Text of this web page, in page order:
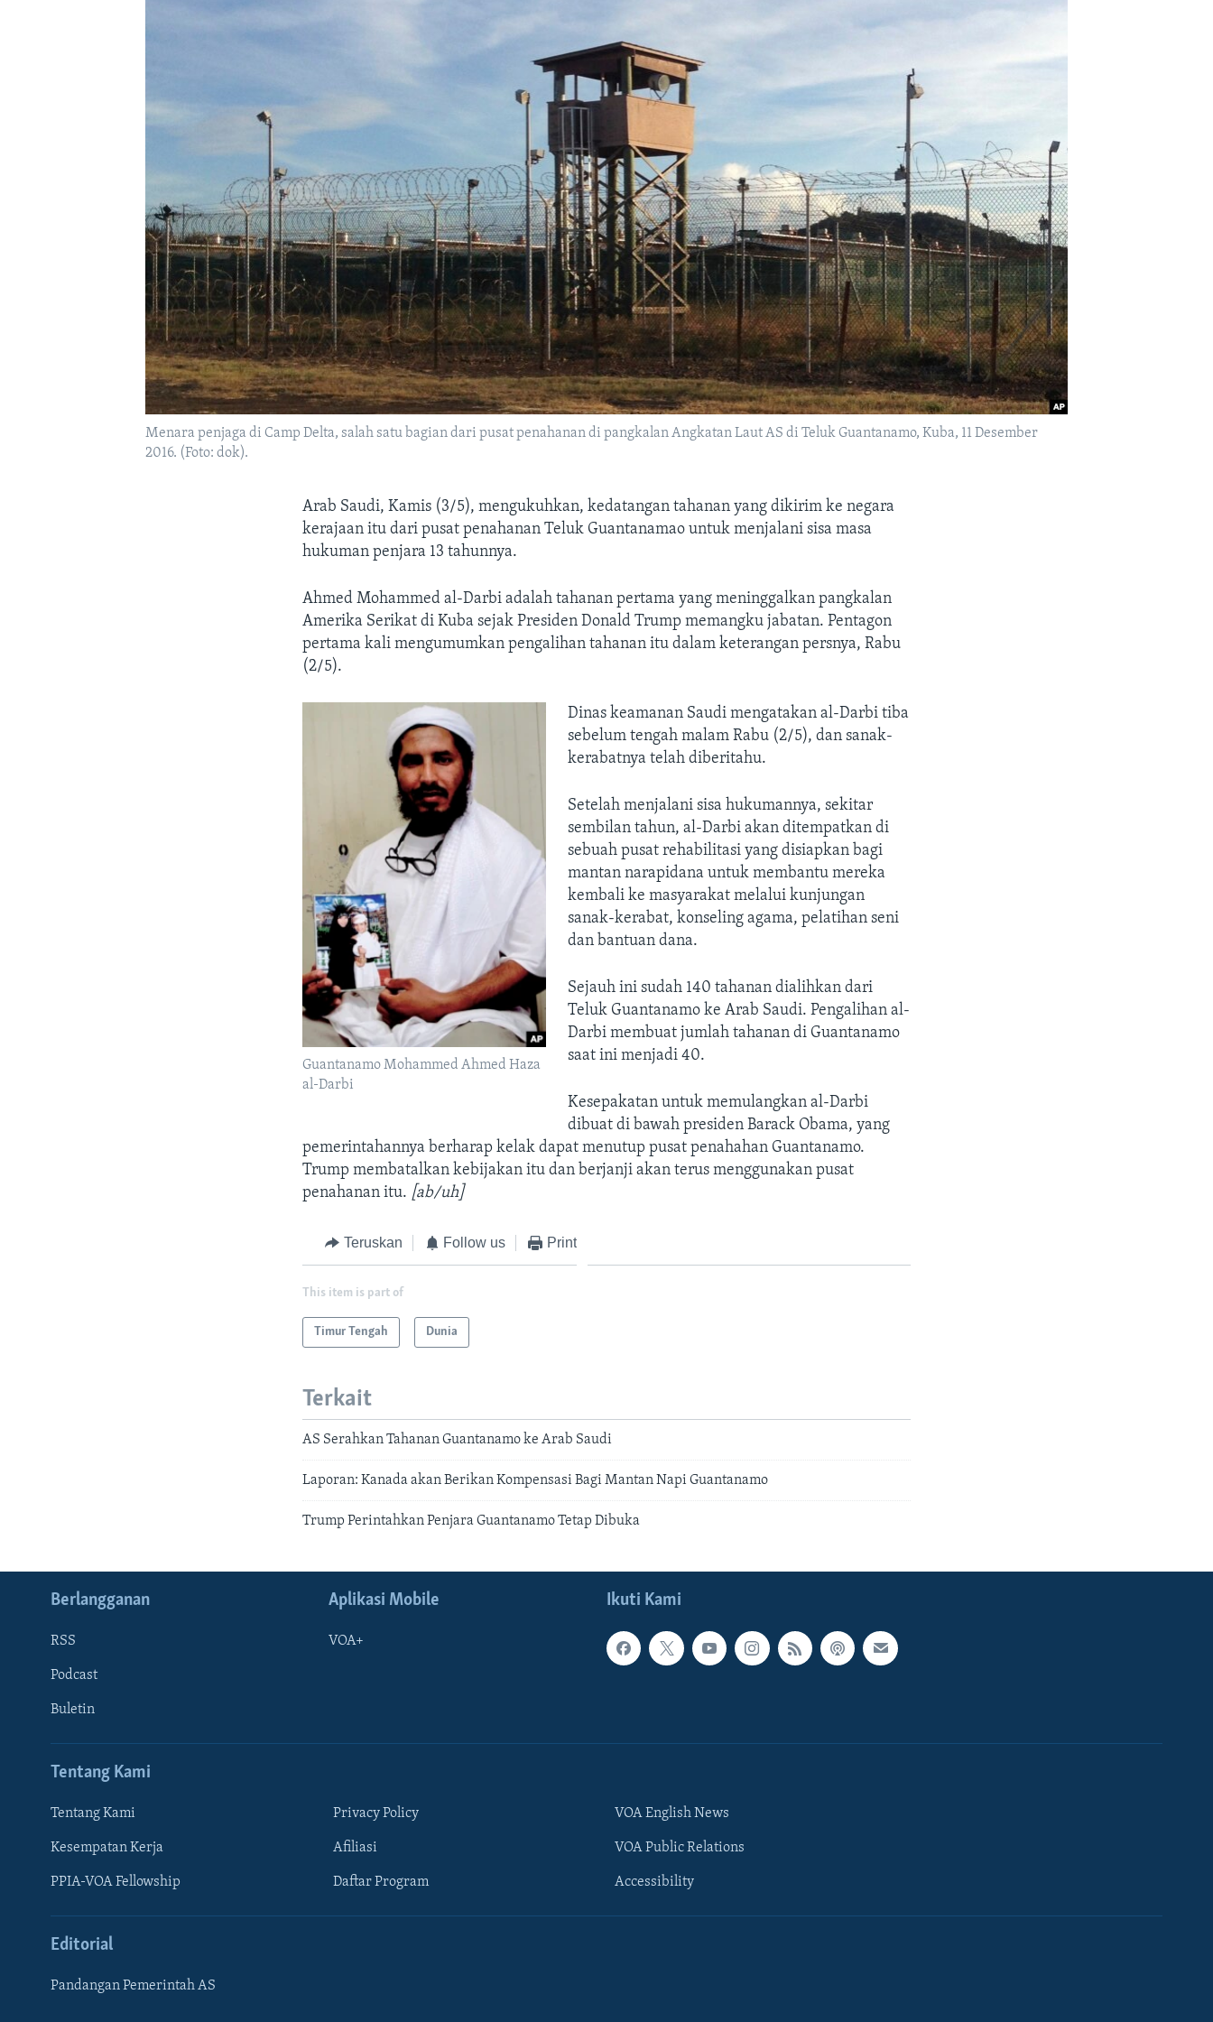
Bahasa-bahasa
Menara penjaga di Camp Delta, salah satu bagian dari pusat penahanan di pangkalan Angkatan Laut AS di Teluk Guantanamo, Kuba, 11 Desember
2016. (Foto: dok).
Arab Saudi, Kamis (3/5), mengukuhkan, kedatangan tahanan yang dikirim ke negara
kerajaan itu dari pusat penahanan Teluk Guantanamao untuk menjalani sisa masa
hukuman penjara 13 tahunnya.
Ahmed Mohammed al-Darbi adalah tahanan pertama yang meninggalkan pangkalan
Amerika Serikat di Kuba sejak Presiden Donald Trump memangku jabatan. Pentagon
pertama kali mengumumkan pengalihan tahanan itu dalam keterangan persnya, Rabu
(2/5).
Guantanamo Mohammed Ahmed Haza
al-Darbi
Dinas keamanan Saudi mengatakan al-Darbi tiba
sebelum tengah malam Rabu (2/5), dan sanak-
kerabatnya telah diberitahu.
Setelah menjalani sisa hukumannya, sekitar
sembilan tahun, al-Darbi akan ditempatkan di
sebuah pusat rehabilitasi yang disiapkan bagi
mantan narapidana untuk membantu mereka
kembali ke masyarakat melalui kunjungan
sanak-kerabat, konseling agama, pelatihan seni
dan bantuan dana.
Sejauh ini sudah 140 tahanan dialihkan dari
Teluk Guantanamo ke Arab Saudi. Pengalihan al-
Darbi membuat jumlah tahanan di Guantanamo
saat ini menjadi 40.
Kesepakatan untuk memulangkan al-Darbi
dibuat di bawah presiden Barack Obama, yang
pemerintahannya berharap kelak dapat menutup pusat penahahan Guantanamo.
Trump membatalkan kebijakan itu dan berjanji akan terus menggunakan pusat
penahanan itu. [ab/uh]
Teruskan Follow us Print
This item is part of
Timur Tengah Dunia
Terkait
AS Serahkan Tahanan Guantanamo ke Arab Saudi
Laporan: Kanada akan Berikan Kompensasi Bagi Mantan Napi Guantanamo
Trump Perintahkan Penjara Guantanamo Tetap Dibuka
Ikuti Kami
Berlangganan
RSS
Podcast
Buletin
Aplikasi Mobile
VOA+
Tentang Kami
Tentang Kami
Kesempatan Kerja
PPIA-VOA Fellowship
Privacy Policy
Afiliasi
Daftar Program
VOA English News
VOA Public Relations
Accessibility
Editorial
Pandangan Pemerintah AS